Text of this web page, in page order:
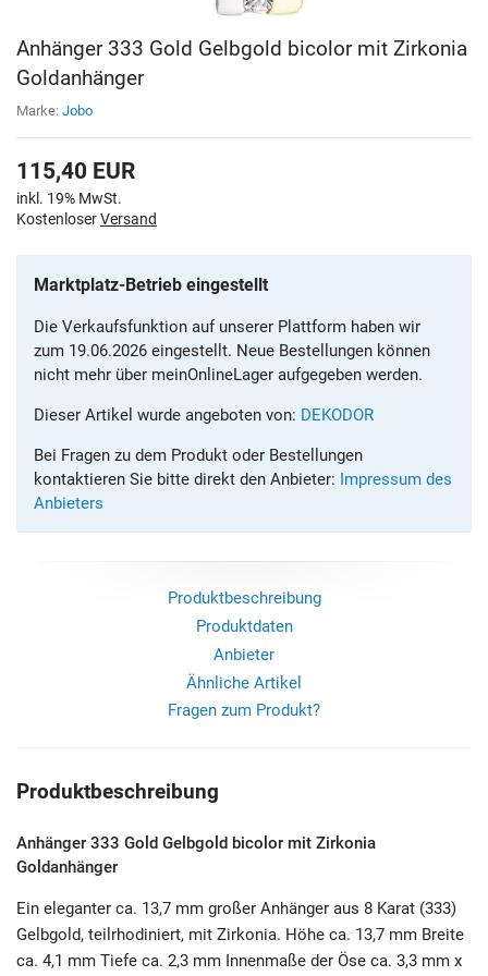
Anhänger 333 Gold Gelbgold bicolor mit Zirkonia
Goldanhänger
Marke: Jobo
115,40 EUR
inkl. 19% MwSt.
KostenloserVersand
Marktplatz-Betrieb eingestellt
Die Verkaufsfunktion auf unserer Plattform haben wir
zum 19.06.2026 eingestellt. Neue Bestellungen können
nicht mehr über meinOnlineLager aufgegeben werden.
Dieser Artikel wurde angeboten von: DEKODOR
Bei Fragen zu dem Produkt oder Bestellungen
kontaktieren Sie bitte direkt den Anbieter: Impressum des
Anbieters
Produktbeschreibung
Produktdaten
Anbieter
Ähnliche Artikel
Fragen zum Produkt?
Produktbeschreibung
Anhänger 333 Gold Gelbgold bicolor mit Zirkonia
Goldanhänger
Ein eleganter ca. 13,7 mm großer Anhänger aus 8 Karat (333)
Gelbgold, teilrhodiniert, mit Zirkonia. Höhe ca. 13,7 mm Breite
ca. 4,1 mm Tiefe ca. 2,3 mm Innenmaße der Öse ca. 3,3 mm x